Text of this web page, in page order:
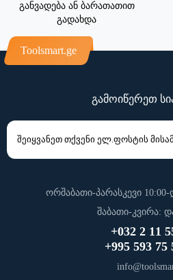
განვადება ან ბარათათით
გადახდა
Toolsmart.ge
გამოიწერეთ
ორშაბათი-პარასკევი 10:00-
შაბათი-კვირა:
+032 2 11
+995 593 75